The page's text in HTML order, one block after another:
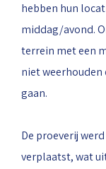
hebben hun
middag/avond.
terrein met een
niet
gaan.
De proeverij
verplaatst, wat